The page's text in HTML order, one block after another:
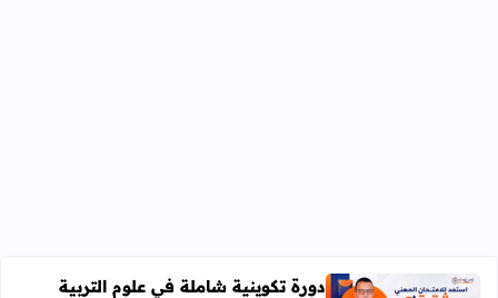
دورة تكوينية شاملة في علوم التربية